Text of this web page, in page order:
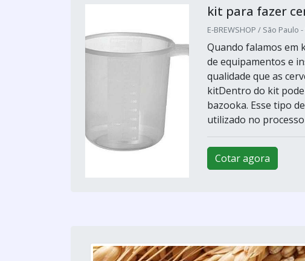
kit para fazer
E-BREWSHOP / São Paulo -
Quando falamos em
de equipamentos e
qualidade que as
kitDentro do kit
bazooka. Esse tipo
utilizado no
Cotar agora